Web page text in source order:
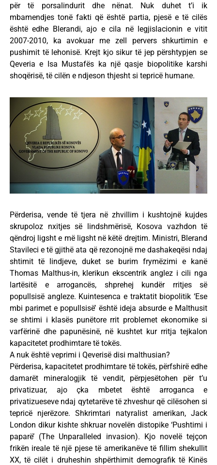
për të porsalindurit dhe nënat. Nuk duhet t’i ik
mbamendjes tonë fakti që është partia, pjesë e të cilës
është edhe Blerandi, ajo e cila në legjislacionin e vitit
2007-2010, ka avokuar me zell pervers shkurtimin e
pushimit të lehonisë. Krejt kjo sikur të jep përshtypjen se
Qeveria e Isa Mustafës ka një qasje biopolitike karshi
shoqërisë, të cilën e ndjeson thjesht si tepricë humane.
Përderisa, vende të tjera në zhvillim i kushtojnë kujdes
skrupoloz nxitjes së lindshmërisë, Kosova vazhdon të
qëndroj ligsht e më ligsht në këtë drejtim. Ministri, Blerand
Stavileci e të gjithë ata që rezonojnë me dashakeqësi ndaj
shtimit të lindjeve, duket se burim frymëzimi e kanë
Thomas Malthus-in, klerikun ekscentrik anglez i cili nga
lartësitë e arrogancës, shprehej kundër rritjes së
popullsisë angleze. Kuintesenca e traktatit biopolitik ‘Ese
mbi parimet e popullsisë’ është ideja absurde e Malthusit
se shtimi i klasës punëtore rrit problemet ekonomike si
varfërinë dhe papunësinë, në kushtet kur rritja tejkalon
kapacitetet prodhimtare të tokës.
A nuk është veprimi i Qeverisë disi malthusian?
Përderisa, kapacitetet prodhimtare të tokës, përfshirë edhe
damarët mineralogjik të vendit, përpjesëtohen për t’u
privatizuar, ajo çka mbetet është arroganca e
privatizueseve ndaj qytetarëve të zhveshur që cilësohen si
tepricë njerëzore. Shkrimtari natyralist amerikan, Jack
London dikur kishte shkruar novelën distopike ‘Pushtimi i
paparë’ (The Unparalleled invasion). Kjo novelë tejçon
frikën ireale të një pjese të amerikanëve të fillim shekullit
XX, të cilët i druheshin shpërthimit demografik të Kinës